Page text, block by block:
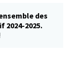
des
2024-2025.